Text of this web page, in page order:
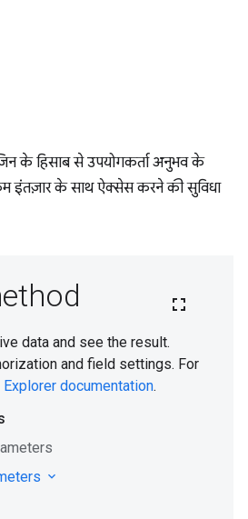
के हिसाब से उपयोगकर्ता अनुभव के
इंतज़ार के साथ ऐक्सेस करने की सुविधा